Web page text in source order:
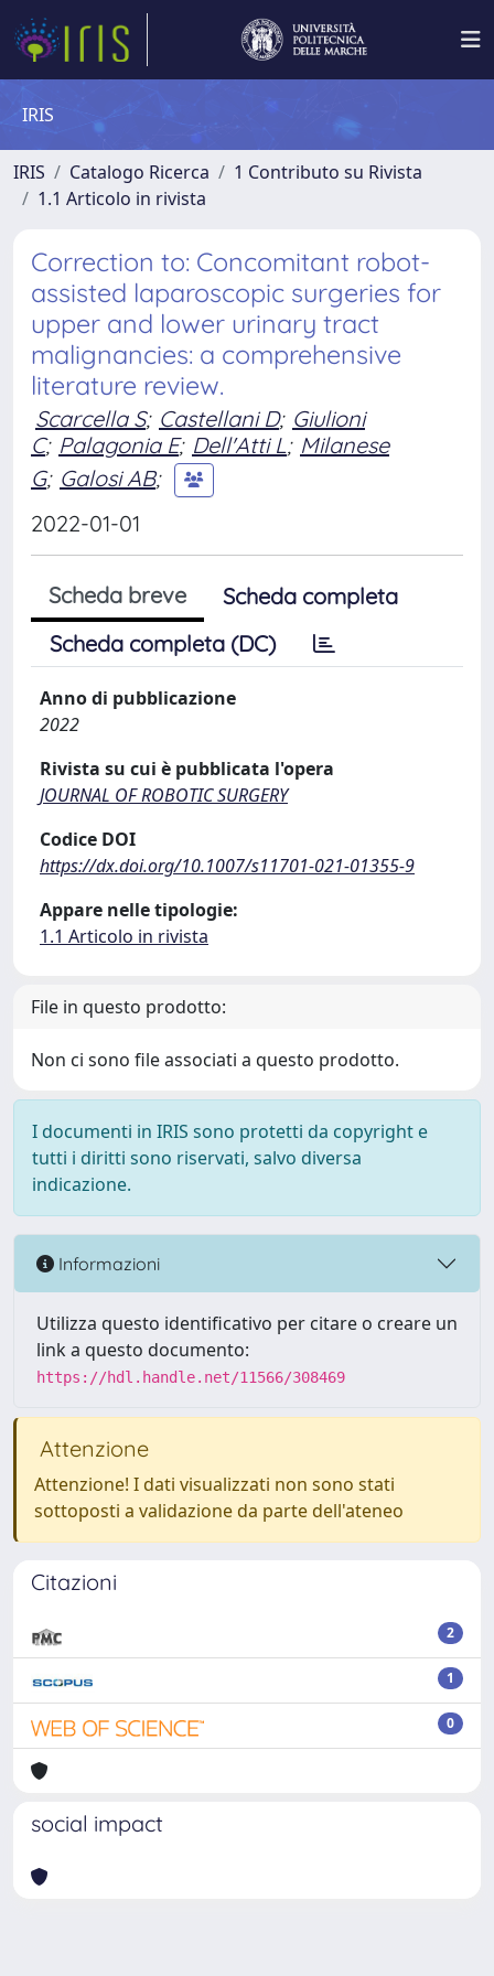
IRIS
IRIS Catalogo Ricerca
1 Contributo su Rivista
1.1 Articolo in rivista
Correction to: Concomitant robot-
assisted laparoscopic surgeries for
upper and lower urinary tract
malignancies: a comprehensive
literature review.
Scarcella S; Castellani D; Giulioni
C; Palagonia E; Dell'Atti L; Milanese
G; Galosi AB;
2022-01-01
Scheda breve
Scheda completa
Scheda completa (DC)
Anno di pubblicazione
2022
Rivista su cui è pubblicata l'opera
JOURNAL OF ROBOTIC SURGERY
Codice DOI
https://dx.doi.org/10.1007/s11701-021-01355-9
Appare nelle tipologie:
1.1 Articolo in rivista
File in questo prodotto:
Non ci sono file associati a questo prodotto.
I documenti in IRIS sono protetti da copyright e
tutti i diritti sono riservati, salvo diversa
indicazione.
Informazioni
Utilizza questo identificativo per citare o creare un
link a questo documento:
https://hdl.handle.net/11566/308469
Attenzione
Attenzione! I dati visualizzati non sono stati
sottoposti a validazione da parte dell'ateneo
Citazioni
2
1
0
social impact